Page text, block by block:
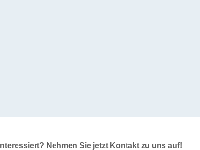
Interessiert? Nehmen Sie jetzt Kontakt zu uns auf!